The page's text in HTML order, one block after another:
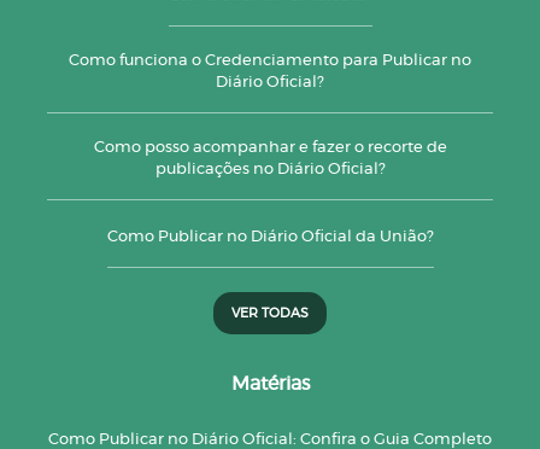
Como funciona o Credenciamento para Publicar no
Diário Oficial?
Como posso acompanhar e fazer o recorte de
publicações no Diário Oficial?
Como Publicar no Diário Oficial da União?
VER TODAS
Matérias
Como Publicar no Diário Oficial: Confira o Guia Completo